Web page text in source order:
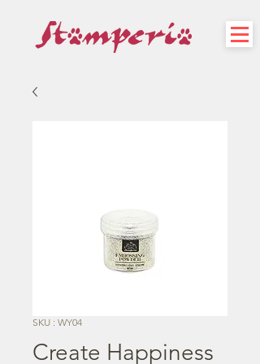
SKU : WY04
Create Happiness